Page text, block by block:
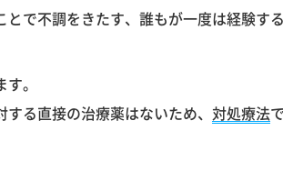
で不調をきたす、誰もが一度は経験す
。
る直接の治療薬はないため、 対処療法